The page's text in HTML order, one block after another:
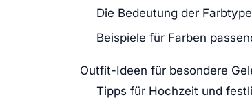
Die Bedeutung der
Beispiele für Farben
Outfit-Ideen für besondere
Tipps für Hochzeit und